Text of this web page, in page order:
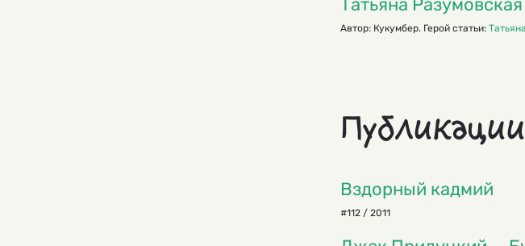
Татьяна Разумовская
Автор: Кукумбер. Герой статьи:
Вздорный кадмий
#112 / 2011